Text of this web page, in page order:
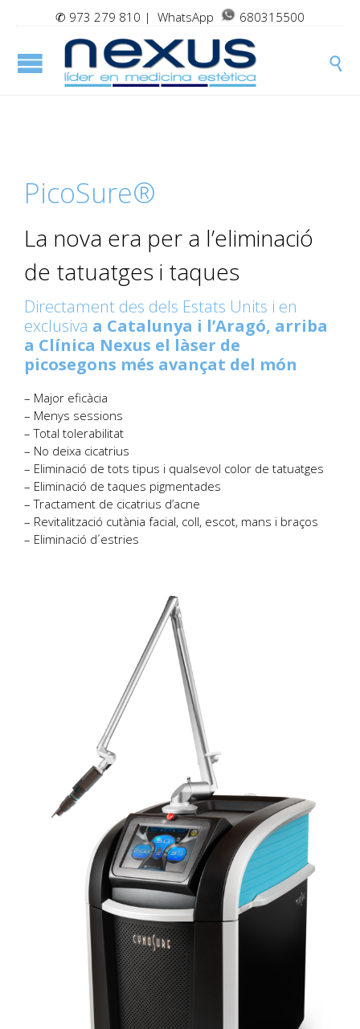
✆ 973 279 810 | WhatsApp 680315500

PicoSure®
La nova era per a l’eliminació
de tatuatges i taques
Directament des dels Estats Units i en
exclusiva a Catalunya i l’Aragó, arriba
a Clínica Nexus el làser de
picosegons més avançat del món
– Major eficàcia
– Menys sessions
– Total tolerabilitat
– No deixa cicatrius
– Eliminació de tots tipus i qualsevol color de tatuatges
– Eliminació de taques pigmentades
– Tractament de cicatrius d’acne
– Revitalització cutània facial, coll, escot, mans i braços
– Eliminació d´estries